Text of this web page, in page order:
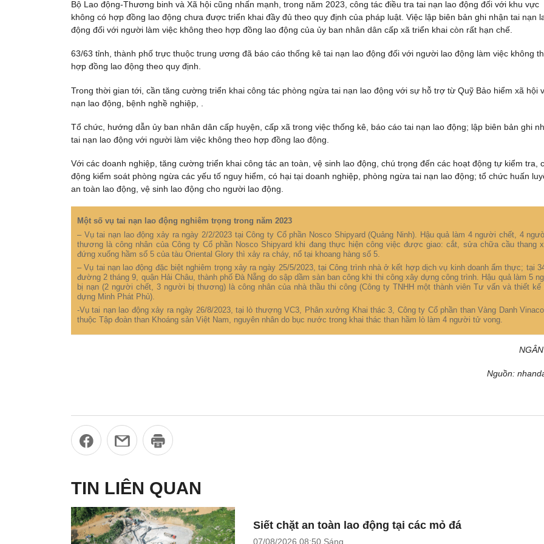
Bộ Lao động-Thương binh và Xã hội cũng nhấn mạnh, trong năm 2023, công tác điều tra tai nạn lao động đối với khu vực
không có hợp đồng lao động chưa được triển khai đầy đủ theo quy định của pháp luật. Việc lập biên bản ghi nhận tai nạn
động đối với người làm việc không theo hợp đồng lao động của ủy ban nhân dân cấp xã triển khai còn rất hạn chế.
63/63 tỉnh, thành phố trực thuộc trung ương đã báo cáo thống kê tai nạn lao động đối với người lao động làm việc không
hợp đồng lao động theo quy định.
Trong thời gian tới, cần tăng cường triển khai công tác phòng ngừa tai nạn lao động với sự hỗ trợ từ Quỹ Bảo hiểm xã hội
nạn lao động, bệnh nghề nghiệp, .
Tổ chức, hướng dẫn ủy ban nhân dân cấp huyện, cấp xã trong việc thống kê, báo cáo tai nạn lao động; lập biên bản ghi
tai nạn lao động với người làm việc không theo hợp đồng lao động.
Với các doanh nghiệp, tăng cường triển khai công tác an toàn, vệ sinh lao động, chú trọng đến các hoạt động tự kiểm tra,
động kiểm soát phòng ngừa các yếu tố nguy hiểm, có hại tại doanh nghiệp, phòng ngừa tai nạn lao động; tổ chức huấn
an toàn lao động, vệ sinh lao động cho người lao động.
Một số vụ tai nạn lao động nghiêm trọng trong năm 2023
– Vụ tai nạn lao động xảy ra ngày 2/2/2023 tại Công ty Cổ phần Nosco Shipyard (Quảng Ninh). Hậu quả làm 4 người chết, 4
thương là công nhân của Công ty Cổ phần Nosco Shipyard khi đang thực hiện công việc được giao: cắt, sửa chữa cầu thang
đứng xuống hầm số 5 của tàu Oriental Glory thì xảy ra cháy, nổ tại khoang hàng số 5.
– Vụ tai nạn lao động đặc biệt nghiêm trọng xảy ra ngày 25/5/2023, tại Công trình nhà ở kết hợp dịch vụ kinh doanh ẩm thực; tại
đường 2 tháng 9, quận Hải Châu, thành phố Đà Nẵng do sập dầm sàn ban công khi thi công xây dựng công trình. Hậu quả làm 5
bị nạn (2 người chết, 3 người bị thương) là công nhân của nhà thầu thi công (Công ty TNHH một thành viên Tư vấn và thiết kế
dựng Minh Phát Phủ).
-Vụ tai nạn lao động xảy ra ngày 26/8/2023, tại lò thượng VC3, Phân xưởng Khai thác 3, Công ty Cổ phần than Vàng Danh
thuộc Tập đoàn than Khoáng sản Việt Nam, nguyên nhân do bục nước trong khai thác than hầm lò làm 4 người tử vong.
Nguồn:
TIN LIÊN QUAN
Siết chặt an toàn lao động tại các mỏ đá
07/08/2026 08:50 Sáng